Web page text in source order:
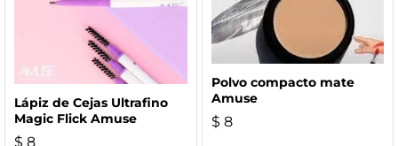
Lápiz de Cejas Ultrafino
Magic Flick Amuse
$ 8
Polvo compacto mate
Amuse
$ 8